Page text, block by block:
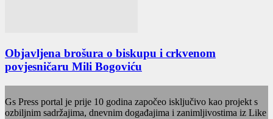
Objavljena brošura o biskupu i crkvenom
povjesničaru Mili Bogoviću
Gs Press portal je prije 10 godina započeo isključivo kao projekt s
ozbiljnim sadržajima, dnevnim događajima i zanimljivostima iz Like